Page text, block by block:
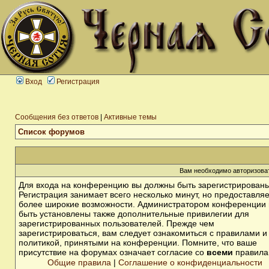
Вход Регистрация
Сообщения без ответов Активные темы
Список форумов
Вам необходимо
Для входа на конференцию вы должны быть
Регистрация занимает всего несколько минут, но
более широкие возможности. Администратором конференции
быть установлены также дополнительные привилегии для
зарегистрированных пользователей. Прежде чем
зарегистрироваться, вам следует ознакомиться с правилами и
политикой, принятыми на конференции. Помните, что ваше
присутствие на форумах означает согласие со всеми
Общие правила | Соглашение о конфиденциальности